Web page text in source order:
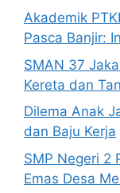
Akademik
Pasca Banjir:
SMAN 37
Kereta dan
Dilema Anak
dan Baju Kerja
SMP Negeri 2
Emas Desa